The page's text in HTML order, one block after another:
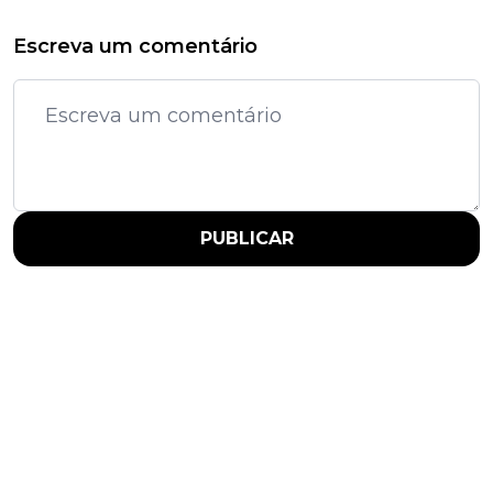
Escreva um comentário
PUBLICAR